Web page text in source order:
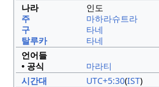
나라
인도
주
마하라슈트라
구
타네
탈루카
타네
언어들
• 공식
마라티
시간대
UTC+5:30(IST)